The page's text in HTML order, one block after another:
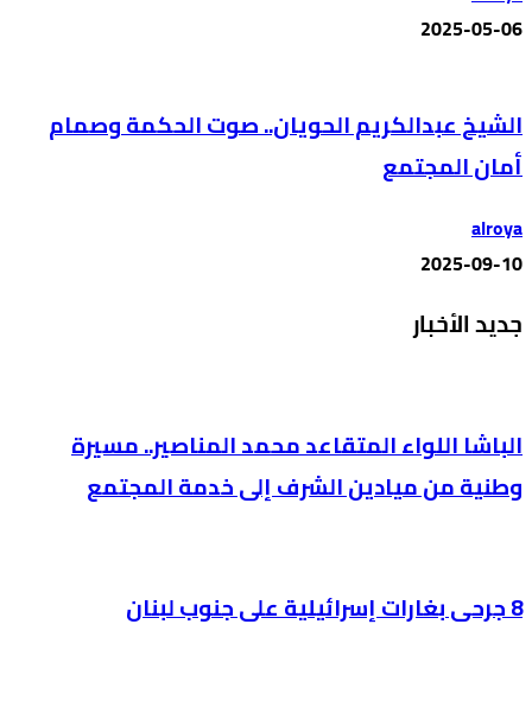
2025-05-06
الشيخ عبدالكريم الحويان.. صوت الحكمة وصمام
أمان المجتمع
alroya
2025-09-10
جديد الأخبار
الباشا اللواء المتقاعد محمد المناصير.. مسيرة
وطنية من ميادين الشرف إلى خدمة المجتمع
8 جرحى بغارات إسرائيلية على جنوب لبنان